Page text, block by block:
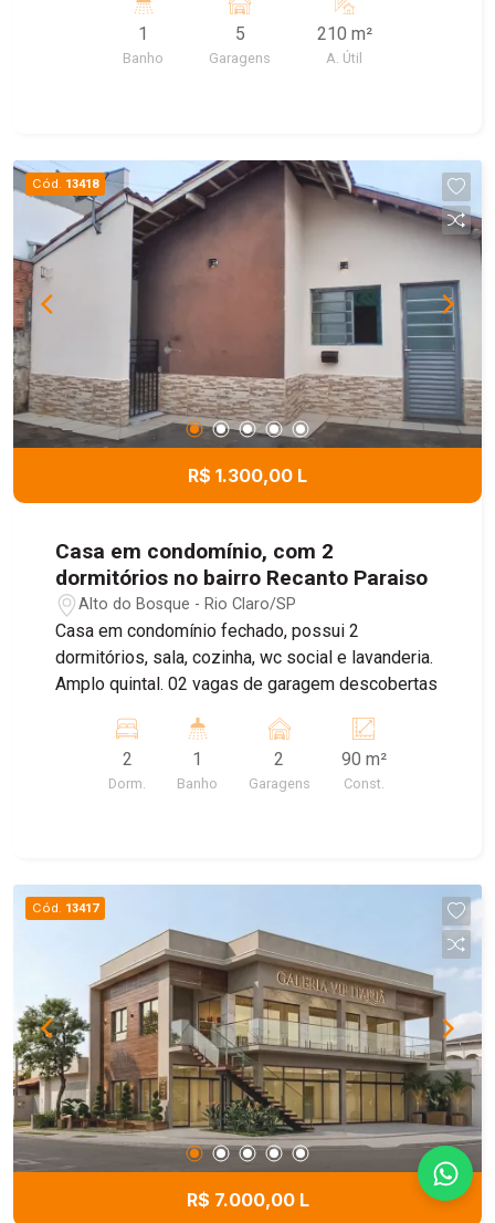
condicionado, proporcionando mais conforto para
o dia dia , e Sistema de energia solar, garantindo
maior economia e sustentabilidade. Agende uma
1
Banho
5
Garagens
210 m²
A. Útil
Cód. 13418
R$ 1.300,00 L
Casa em condomínio, com 2
dormitórios no bairro Recanto Paraiso
Alto do Bosque - Rio Claro/SP
Casa em condomínio fechado, possui 2
dormitórios, sala, cozinha, wc social e lavanderia.
Amplo quintal. 02 vagas de garagem descobertas
2
Dorm.
1
Banho
2
Garagens
90 m²
Const.
Cód. 13417
R$ 7.000,00 L